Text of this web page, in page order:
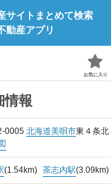
サイトまとめて検索
動産アプリ
お気に入り
情報
0005 北海道美唄市東４条北
(1.54km) 茶志内駅(3.09km)